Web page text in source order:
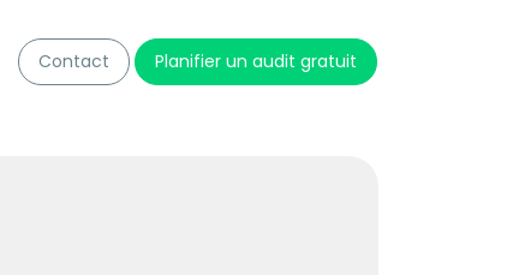
Contact Planifier un audit gratuit